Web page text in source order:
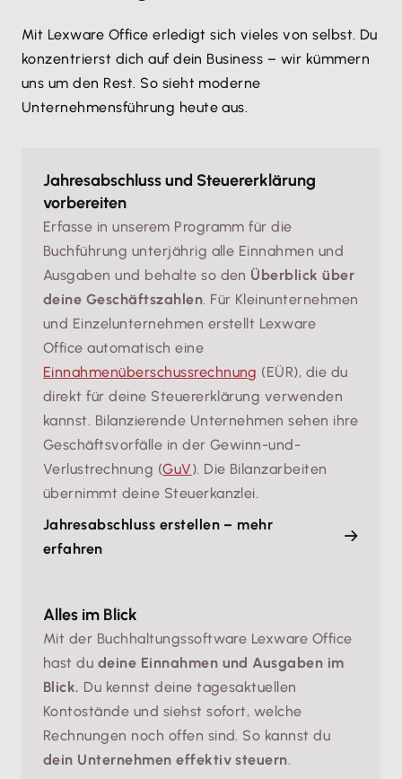
Mit Lexware Office erledigt sich vieles von selbst. Du
konzentrierst dich auf dein Business – wir kümmern
uns um den Rest. So sieht moderne
Unternehmensführung heute aus.
Jahresabschluss und Steuererklärung
vorbereiten
Erfasse in unserem Programm für die
Buchführung unterjährig alle Einnahmen und
Ausgaben und behalte so den Überblick über
deine Geschäftszahlen . Für Kleinunternehmen
und Einzelunternehmen erstellt Lexware
Office automatisch eine
Einnahmenüberschussrechnung (EÜR), die du
direkt für deine Steuererklärung verwenden
kannst. Bilanzierende Unternehmen sehen ihre
Geschäftsvorfälle in der Gewinn-und-
Verlustrechnung (GuV). Die Bilanzarbeiten
übernimmt deine Steuerkanzlei.
Jahresabschluss erstellen – mehr
erfahren
Alles im Blick
Mit der Buchhaltungssoftware Lexware Office
hast du deine Einnahmen und Ausgaben im
Blick. Du kennst deine tagesaktuellen
Kontostände und siehst sofort, welche
Rechnungen noch offen sind. So kannst du
dein Unternehmen effektiv steuern